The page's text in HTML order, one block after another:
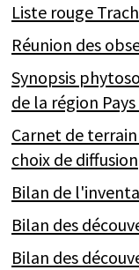
Liste rouge
Réunion des
Synopsis
de la région
Carnet de
choix de diffusion
Bilan de
Bilan des
Bilan des